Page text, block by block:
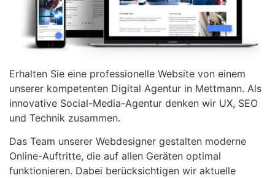
Erhalten Sie eine professionelle Website von einem
unserer kompetenten Digital Agentur in Mettmann. Als
innovative Social-Media-Agentur denken wir UX, SEO
und Technik zusammen.
Das Team unserer Webdesigner gestalten moderne
Online-Auftritte, die auf allen Geräten optimal
funktionieren. Dabei berücksichtigen wir aktuelle